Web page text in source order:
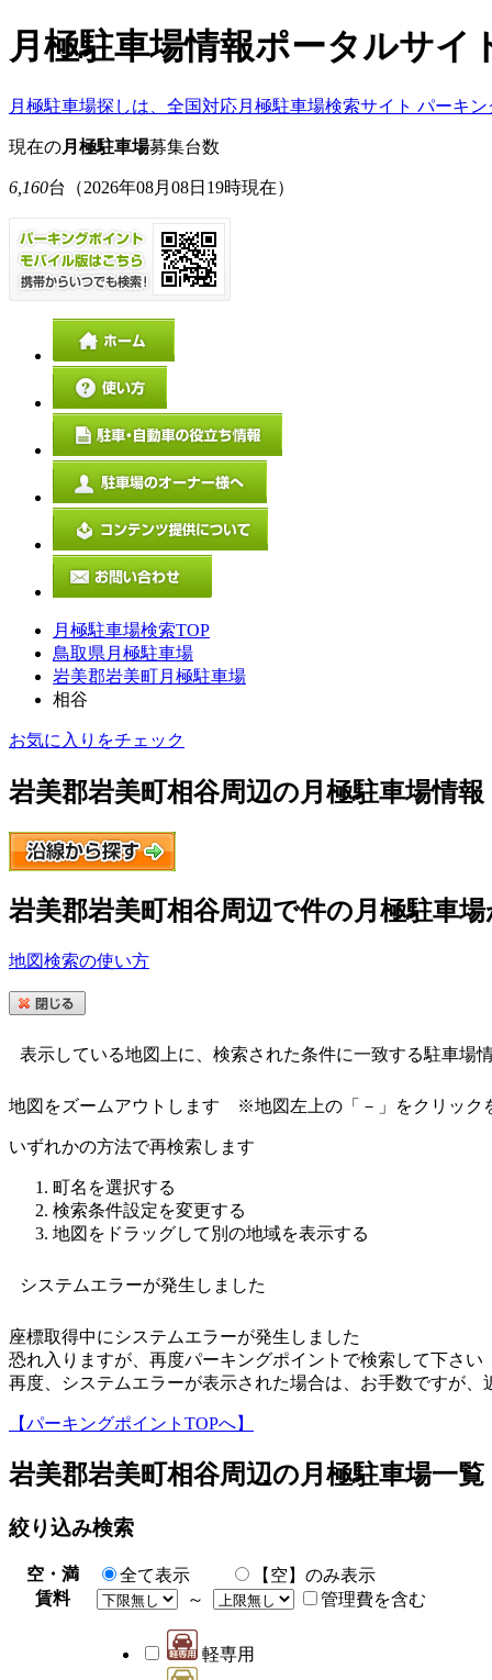
月極駐車場情報ポータルサイ
月極駐車場探しは、全国対応月極駐車場検索サイト パーキン
現在の月極駐車場募集台数
6,160台 （2026年08月08日19時現在）
月極駐車場検索TOP
鳥取県月極駐車場
岩美郡岩美町月極駐車場
相谷
お気に入りをチェック
岩美郡岩美町相谷周辺の月極駐車場情報
岩美郡岩美町相谷周辺で件の月極駐車
地図検索の使い方
表示している地図上に、検索された条件に一致する駐車場
地図をズームアウトします ※地図左上の「－」をクリック
いずれかの方法で再検索します
町名を選択する
検索条件設定を変更する
地図をドラッグして別の地域を表示する
システムエラーが発生しました
座標取得中にシステムエラーが発生しました
恐れ入りますが、再度パーキングポイントで検索して下さい
再度、システムエラーが表示された場合は、お手数ですが
【パーキングポイントTOPへ】
岩美郡岩美町相谷周辺の月極駐車場一覧
絞り込み検索
空・満 全て表示
【空】のみ表示
賃料
～ 管理費を含む
軽専用